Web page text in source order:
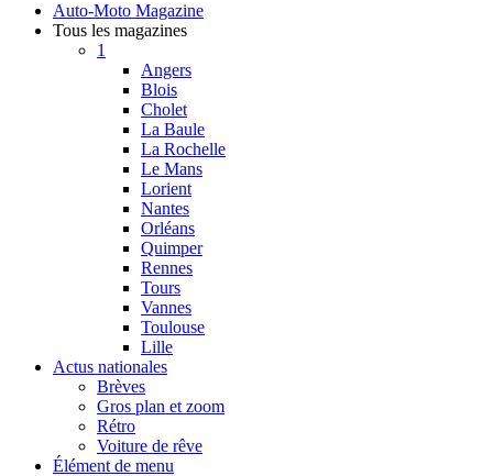
Auto-Moto Magazine
Tous les magazines
1
Angers
Blois
Cholet
La Baule
La Rochelle
Le Mans
Lorient
Nantes
Orléans
Quimper
Rennes
Tours
Vannes
Toulouse
Lille
Actus nationales
Brèves
Gros plan et zoom
Rétro
Voiture de rêve
Élément de menu